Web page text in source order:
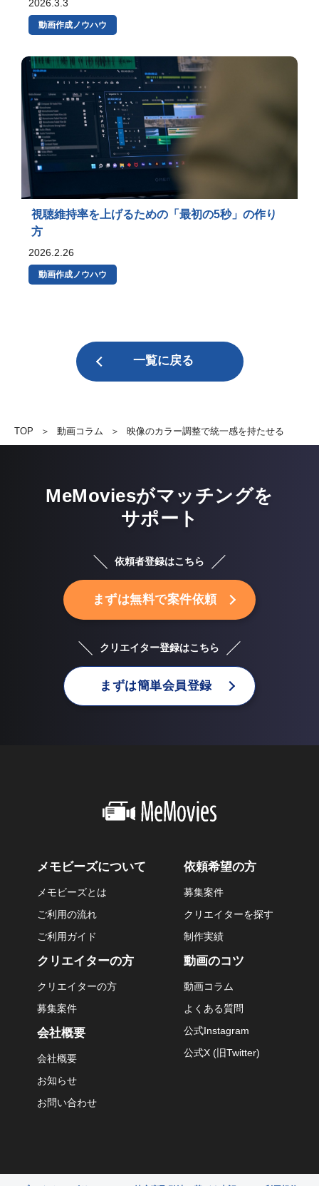
2026.3.3
動画作成ノウハウ
視聴維持率を上げるための「最初の5秒」の作り
方
2026.2.26
動画作成ノウハウ
一覧に戻る
TOP ＞ 動画コラム ＞ 映像のカラー調整で統一感を持たせる
MeMoviesがマッチングを
サポート
依頼者登録はこちら
まずは無料で案件依頼
クリエイター登録はこちら
まずは簡単会員登録
メモビーズについて
メモビーズとは
ご利用の流れ
ご利用ガイド
依頼希望の方
募集案件
クリエイターを探す
制作実績
クリエイターの方
クリエイターの方
募集案件
動画のコツ
動画コラム
よくある質問
会社概要
会社概要
お知らせ
お問い合わせ
公式Instagram
公式X (旧Twitter)